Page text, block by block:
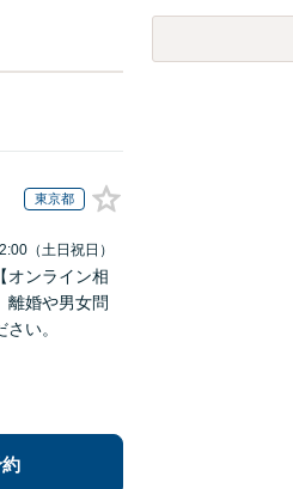
東京都
（土日祝日）
オンライン相
離婚や男女問
い。